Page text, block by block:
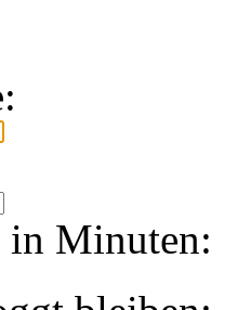
in Minuten: